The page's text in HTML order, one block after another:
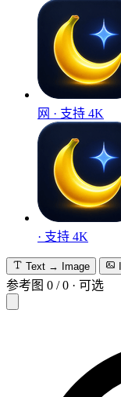
网 · 支持 4K
· 支持 4K
Text → Image
参考图 0 /0 · 可选